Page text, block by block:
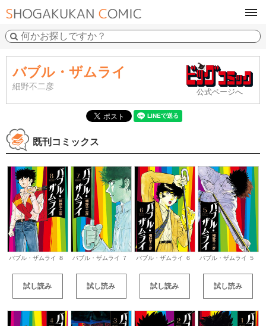
バブル・ザムライ
細野不二彦
公式ページへ
既刊コミックス
バブル・ザムライ ８
試し読み
バブル・ザムライ ７
試し読み
バブル・ザムライ ６
試し読み
バブル・ザムライ ５
試し読み